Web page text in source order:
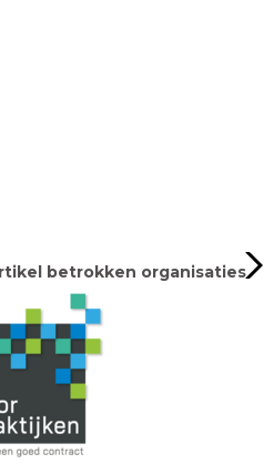
betrokken organisaties